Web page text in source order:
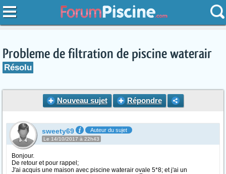
Probleme de filtration de piscine waterair
Résolu
Nouveau sujet Répondre
sweety69 Auteur du sujet
Le 14/10/2017 à 22h43
Bonjour.
De retour et pour rappel;
J'ai acquis une maison avec piscine waterair ovale 5*8; et j'ai un